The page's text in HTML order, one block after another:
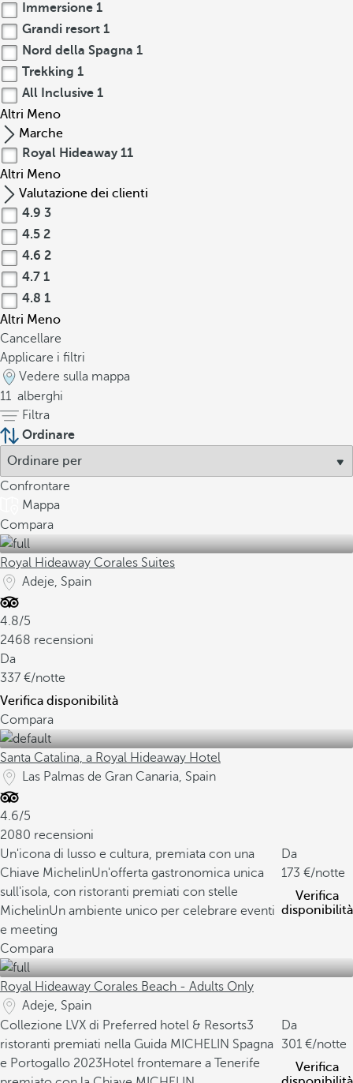
Immersione 1
Grandi resort 1
Nord della Spagna 1
Trekking 1
All Inclusive 1
Altri Meno
Marche
Royal Hideaway 11
Altri Meno
Valutazione dei clienti
4.9 3
4.5 2
4.6 2
4.7 1
4.8 1
Altri Meno
Cancellare
Applicare i filtri
Vedere sulla mappa
11 alberghi
Filtra
Ordinare
Confrontare
Mappa
Compara
Royal Hideaway Corales Suites
Adeje, Spain
4.8/5
2468 recensioni
Da
337
/notte
Verifica disponibilità
Compara
Santa Catalina, a Royal Hideaway Hotel
Las Palmas de Gran Canaria, Spain
4.6/5
2080 recensioni
Un'icona di lusso e cultura, premiata con una
Chiave MichelinUn'offerta gastronomica unica
sull'isola, con ristoranti premiati con stelle
MichelinUn ambiente unico per celebrare eventi
e meeting
Da
173
/notte
Verifica
disponibilità
Compara
Royal Hideaway Corales Beach - Adults Only
Adeje, Spain
Collezione LVX di Preferred hotel & Resorts3
ristoranti premiati nella Guida MICHELIN Spagna
e Portogallo 2023Hotel frontemare a Tenerife
Da
301
/notte
Verifica